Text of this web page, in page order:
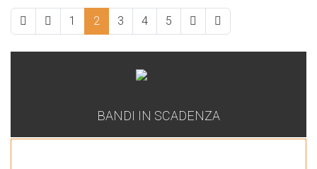
1 2 3 4 5
BANDI IN SCADENZA